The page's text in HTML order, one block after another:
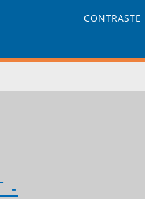
CONTRASTE
-